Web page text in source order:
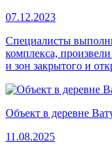
07.12.2023
Специалисты
комплекса,
и зон закрытого и
Объект в деревне
11.08.2025